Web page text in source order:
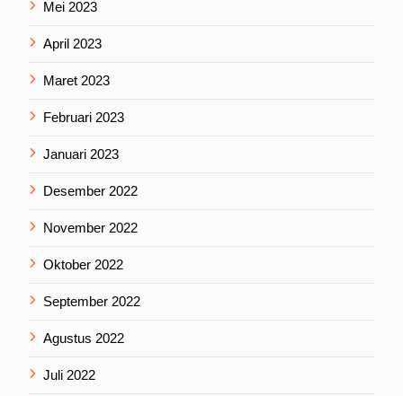
Mei 2023
April 2023
Maret 2023
Februari 2023
Januari 2023
Desember 2022
November 2022
Oktober 2022
September 2022
Agustus 2022
Juli 2022